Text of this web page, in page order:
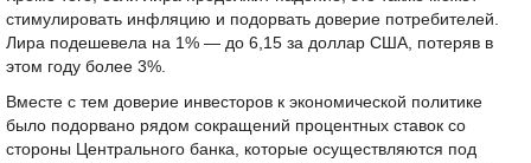
стимулировать инфляцию и подорвать доверие потребителей.
Лира подешевела на 1% — до 6,15 за доллар США, потеряв в
этом году более 3%.
Вместе с тем доверие инвесторов к экономической политике
было подорвано рядом сокращений процентных ставок со
стороны Центрального банка, которые осуществляются под